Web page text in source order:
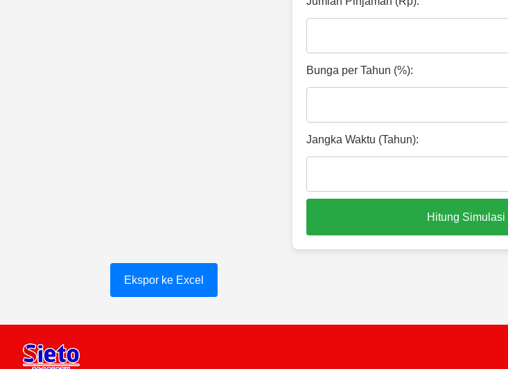
Bunga per Tahun (%):
Jangka Waktu (Tahun):
Hitung Simulasi
Ekspor ke Excel